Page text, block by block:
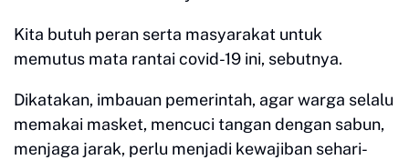
Kita butuh peran serta masyarakat untuk
memutus mata rantai covid-19 ini, sebutnya.
Dikatakan, imbauan pemerintah, agar warga selalu
memakai masket, mencuci tangan dengan sabun,
menjaga jarak, perlu menjadi kewajiban sehari-